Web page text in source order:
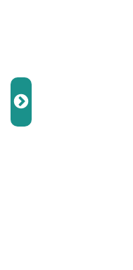
Barrio Veneziola G, 1,
San Javier, Murcia,